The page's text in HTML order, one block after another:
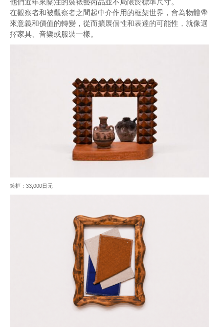
他們近年來關注的裝裱藝術品並不局限於標準尺寸。
在觀察者和被觀察者之間起中介作用的框架世界，會為物體帶
來意義和價值的轉變，從而擴展個性和表達的可能性，就像選
擇家具、音樂或服裝一樣。
鏡框：33,000日元